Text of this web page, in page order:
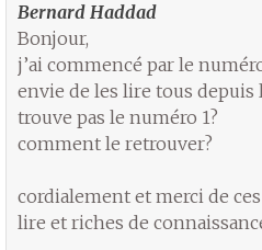
Bernard Haddad
Bonjour,
j’ai commencé par le
envie de les lire tous depuis
trouve pas le numéro 1?
comment le retrouver?
cordialement et merci de
lire et riches de